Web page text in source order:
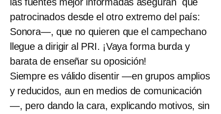
patrocinados desde el otro extremo del país:
Sonora—, que no quieren que el campechano
llegue a dirigir al PRI. ¡Vaya forma burda y
barata de enseñar su oposición!
Siempre es válido disentir —en grupos amplios
y reducidos, aun en medios de comunicación
—, pero dando la cara, explicando motivos, sin